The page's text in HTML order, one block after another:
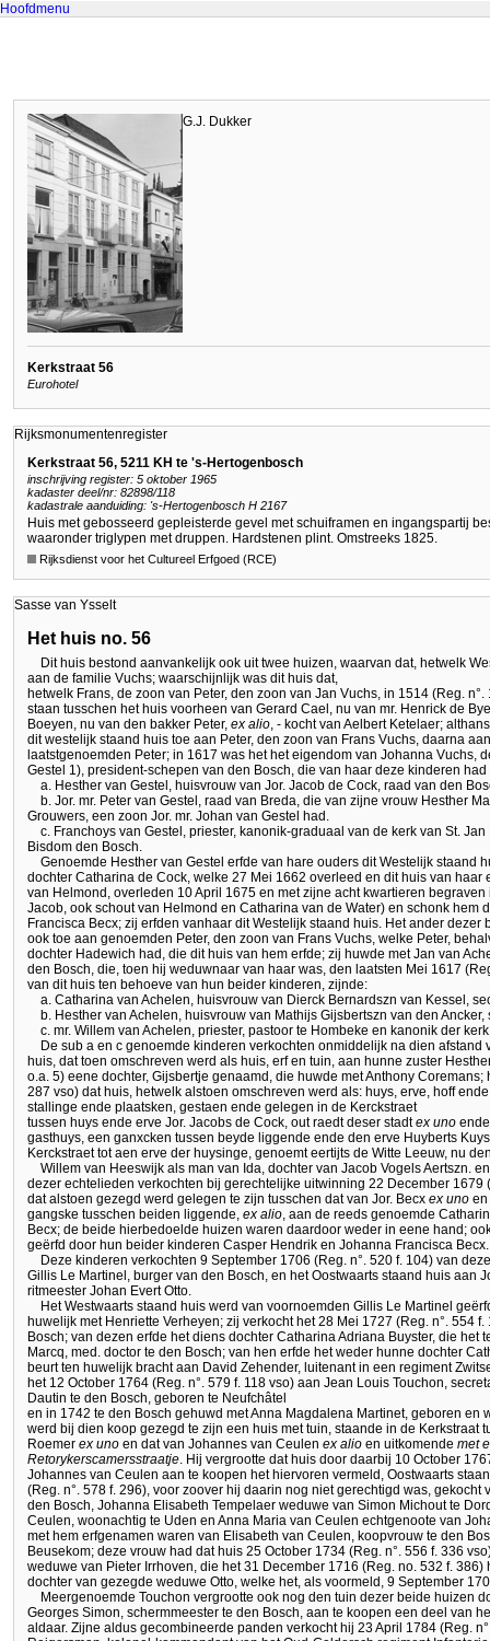
Hoofdmenu
G.J. Dukker
Kerkstraat 56
Eurohotel
Rijksmonumentenregister
Kerkstraat 56, 5211 KH te 's-Hertogenbosch
inschrijving register: 5 oktober 1965
kadaster deel/nr: 82898/118
kadastrale aanduiding: 's-Hertogenbosch H 2167
Huis met gebosseerd gepleisterde gevel met schuiframen en ingangspartij
waaronder triglypen met druppen. Hardstenen plint. Omstreeks 1825.
Rijksdienst voor het Cultureel Erfgoed (RCE)
Sasse van Ysselt
Het huis no. 56
Dit huis bestond aanvankelijk ook uit twee huizen, waarvan dat, hetwelk
aan de familie Vuchs; waarschijnlijk was dit huis dat,
hetwelk Frans, de zoon van Peter, den zoon van Jan Vuchs, in 1514 (Reg.
staan tusschen het huis voorheen van Gerard Cael, nu van mr. Henrick de
Boeyen, nu van den bakker Peter, ex alio, - kocht van Aelbert Ketelaer;
dit westelijk staand huis toe aan Peter, den zoon van Frans Vuchs, daarna
laatstgenoemden Peter; in 1617 was het het eigendom van Johanna Vuchs,
Gestel 1), president-schepen van den Bosch, die van haar deze kinderen had
a. Hesther van Gestel, huisvrouw van Jor. Jacob de Cock, raad van den
b. Jor. mr. Peter van Gestel, raad van Breda, die van zijne vrouw Hesther
Grouwers, een zoon Jor. mr. Johan van Gestel had.
c. Franchoys van Gestel, priester, kanonik-graduaal van de kerk van St.
Bisdom den Bosch.
Genoemde Hesther van Gestel erfde van hare ouders dit Westelijk staand
dochter Catharina de Cock, welke 27 Mei 1662 overleed en dit huis van haar
van Helmond, overleden 10 April 1675 en met zijne acht kwartieren
Jacob, ook schout van Helmond en Catharina van de Water) en schonk hem
Francisca Becx; zij erfden vanhaar dit Westelijk staand huis. Het ander
ook toe aan genoemden Peter, den zoon van Frans Vuchs, welke Peter,
dochter Hadewich had, die dit huis van hem erfde; zij huwde met Jan van
den Bosch, die, toen hij weduwnaar van haar was, den laatsten Mei 1617
van dit huis ten behoeve van hun beider kinderen, zijnde:
a. Catharina van Achelen, huisvrouw van Dierck Bernardszn van Kessel,
b. Hesther van Achelen, huisvrouw van Mathijs Gijsbertszn van den
c. mr. Willem van Achelen, priester, pastoor te Hombeke en kanonik der
De sub a en c genoemde kinderen verkochten onmiddelijk na dien
huis, dat toen omschreven werd als huis, erf en tuin, aan hunne zuster
o.a. 5) eene dochter, Gijsbertje genaamd, die huwde met Anthony
287 vso) dat huis, hetwelk alstoen omschreven werd als: huys, erve, hoff
stallinge ende plaatsken, gestaen ende gelegen in de Kerckstraet
tussen huys ende erve Jor. Jacobs de Cock, out raedt deser stadtex uno
gasthuys, een ganxcken tussen beyde liggende ende den erve Huyberts
Kerckstraet tot aen erve der huysinge, genoemt eertijts de Witte Leeuw, nu
Willem van Heeswijk als man van Ida, dochter van Jacob Vogels Aertszn.
dezer echtelieden verkochten bij gerechtelijke uitwinning 22 December 1679
dat alstoen gezegd werd gelegen te zijn tusschen dat van Jor. Becx ex uno en
gangske tusschen beiden liggende, ex alio, aan de reeds genoemde
Becx; de beide hierbedoelde huizen waren daardoor weder in eene hand;
geërfd door hun beider kinderen Casper Hendrik en Johanna Francisca Becx.
Deze kinderen verkochten 9 September 1706 (Reg. n°. 520 f. 104) van
Gillis Le Martinel, burger van den Bosch, en het Oostwaarts staand huis aan
ritmeester Johan Evert Otto.
Het Westwaarts staand huis werd van voornoemden Gillis Le Martinel
huwelijk met Henriette Verheyen; zij verkocht het 28 Mei 1727 (Reg. n°. 554
Bosch; van dezen erfde het diens dochter Catharina Adriana Buyster, die het
Marcq, med. doctor te den Bosch; van hen erfde het weder hunne dochter
beurt ten huwelijk bracht aan David Zehender, luitenant in een regiment
het 12 October 1764 (Reg. n°. 579 f. 118 vso) aan Jean Louis Touchon,
Dautin te den Bosch, geboren te Neufchâtel
en in 1742 te den Bosch gehuwd met Anna Magdalena Martinet, geboren en
werd bij dien koop gezegd te zijn een huis met tuin, staande in de Kerkstraat
Roemer ex uno en dat van Johannes van Ceulen ex alio en uitkomende met
Retorykerscamersstraatje. Hij vergrootte dat huis door daarbij 10 October
Johannes van Ceulen aan te koopen het hiervoren vermeld, Oostwaarts
(Reg. n°. 578 f. 296), voor zoover hij daarin nog niet gerechtigd was,
den Bosch, Johanna Elisabeth Tempelaer weduwe van Simon Michout te
Ceulen, woonachtig te Uden en Anna Maria van Ceulen echtgenoote van
met hem erfgenamen waren van Elisabeth van Ceulen, koopvrouw te den
Beusekom; deze vrouw had dat huis 25 October 1734 (Reg. n°. 556 f. 336
weduwe van Pieter Irrhoven, die het 31 December 1716 (Reg. no. 532 f.
dochter van gezegde weduwe Otto, welke het, als voormeld, 9 September
Meergenoemde Touchon vergrootte ook nog den tuin dezer beide huizen
Georges Simon, schermmeester te den Bosch, aan te koopen een deel van
aldaar. Zijne aldus gecombineerde panden verkocht hij 23 April 1784 (Reg.